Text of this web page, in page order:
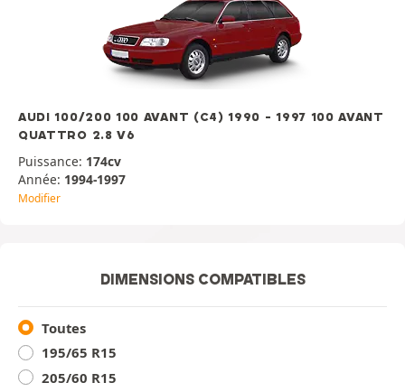
AUDI 100/200 100 AVANT (C4) 1990 - 1997 100 AVANT
QUATTRO 2.8 V6
Puissance: 174cv
Année: 1994-1997
Modifier
DIMENSIONS COMPATIBLES
Toutes
195/65 R15
205/60 R15